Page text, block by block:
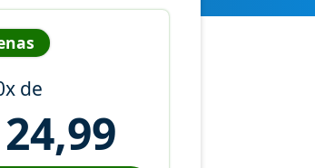
de
24,99